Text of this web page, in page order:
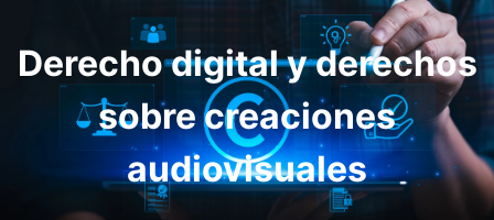
Derecho digital y derechos
sobre creaciones
audiovisuales